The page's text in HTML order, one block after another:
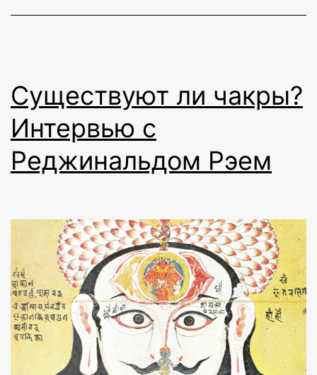
Существуют ли чакры?
Интервью с
Реджинальдом Рэем